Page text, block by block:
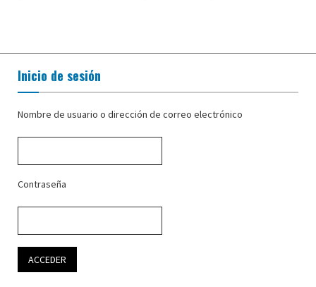
Inicio de sesión
Nombre de usuario o dirección de correo electrónico
Contraseña